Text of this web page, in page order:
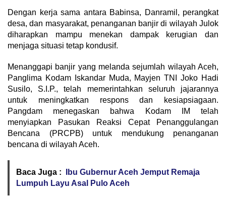
Dengan kerja sama antara Babinsa, Danramil, perangkat
desa, dan masyarakat, penanganan banjir di wilayah Julok
diharapkan mampu menekan dampak kerugian dan
menjaga situasi tetap kondusif.
Menanggapi banjir yang melanda sejumlah wilayah Aceh,
Panglima Kodam Iskandar Muda, Mayjen TNI Joko Hadi
Susilo, S.I.P., telah memerintahkan seluruh jajarannya
untuk meningkatkan respons dan kesiapsiagaan.
Pangdam menegaskan bahwa Kodam IM telah
menyiapkan Pasukan Reaksi Cepat Penanggulangan
Bencana (PRCPB) untuk mendukung penanganan
bencana di wilayah Aceh.
Baca Juga :
Ibu Gubernur Aceh Jemput Remaja
Lumpuh Layu Asal Pulo Aceh